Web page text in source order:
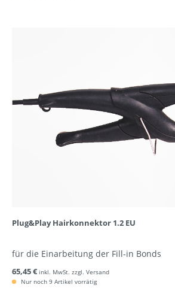
Plug&Play Hairkonnektor 1.2 EU
für die Einarbeitung der Fill-in Bonds
65,45 € inkl. MwSt. zzgl. Versand
Nur noch 9 Artikel vorrätig